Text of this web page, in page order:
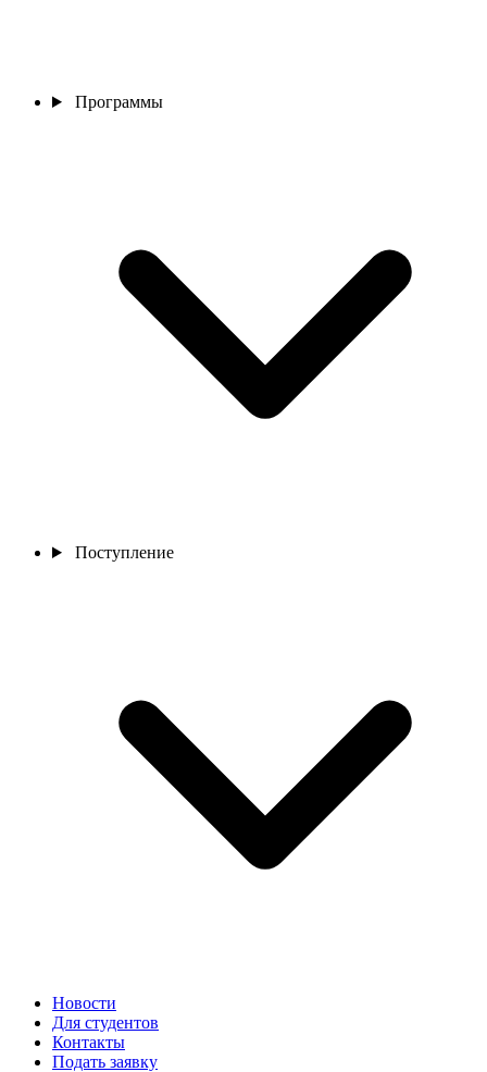
Программы
Поступление
Новости
Для студентов
Контакты
Подать заявку